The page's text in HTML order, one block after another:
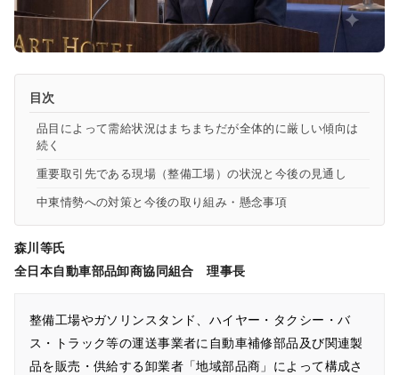
目次
品目によって需給状況はまちまちだが全体的に厳しい傾向は
続く
重要取引先である現場（整備工場）の状況と今後の見通し
中東情勢への対策と今後の取り組み・懸念事項
森川等氏
全日本自動車部品卸商協同組合 理事長
整備工場やガソリンスタンド、ハイヤー・タクシー・バ
ス・トラック等の運送事業者に自動車補修部品及び関連製
品を販売・供給する卸業者「地域部品商」によって構成さ